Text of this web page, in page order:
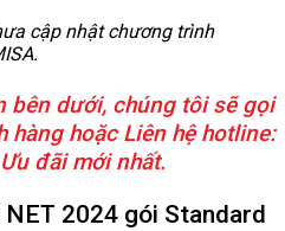
cập nhật chương trình
bên dưới, chúng tôi sẽ gọi
hàng hoặc Liên hệ hotline:
đãi mới nhất.
2024 gói Standard